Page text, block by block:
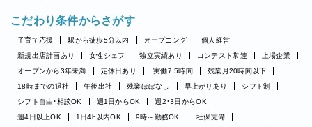
こだわり条件からさがす
子育て応援 駅から徒歩5分以内 オープニング
個人経営
新規出店計画あり
女性シェフ 独立実績あり コンテスト常連
上場企業
オープンから3年未満
定休日あり 実働7.5時間
残業月20時間以下
18時までの退社
午後出社 残業ほぼなし 早上がりあり
シフト制
シフト自由・相談OK
週1日からOK
週2・3日からOK
週4日以上OK
1日4h以内OK 9時～勤務OK
社保完備